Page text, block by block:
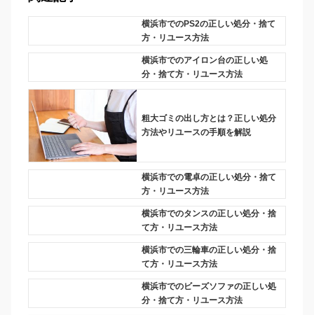
横浜市でのPS2の正しい処分・捨て
方・リユース方法
横浜市でのアイロン台の正しい処
分・捨て方・リユース方法
粗大ゴミの出し方とは？正しい処分
方法やリユースの手順を解説
横浜市での電卓の正しい処分・捨て
方・リユース方法
横浜市でのタンスの正しい処分・捨
て方・リユース方法
横浜市での三輪車の正しい処分・捨
て方・リユース方法
横浜市でのビーズソファの正しい処
分・捨て方・リユース方法